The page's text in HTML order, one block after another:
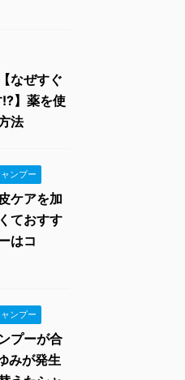
なぜすぐ
】薬を使
法
ンプー
ケアを加
ておすす
はコ
ンプー
プーが合
みが発生